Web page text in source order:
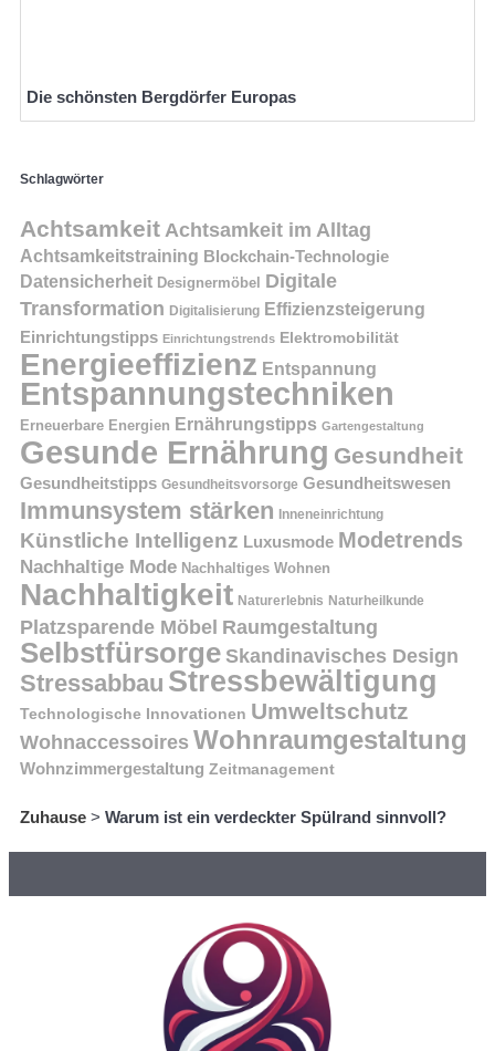
Die schönsten Bergdörfer Europas
Schlagwörter
Achtsamkeit Achtsamkeit im Alltag
Achtsamkeitstraining Blockchain-Technologie
Datensicherheit Designermöbel
Digitale
Transformation Digitalisierung Effizienzsteigerung
Einrichtungstipps Einrichtungstrends Elektromobilität
Energieeffizienz Entspannung
Entspannungstechniken
Erneuerbare Energien Ernährungstipps Gartengestaltung
Gesunde Ernährung Gesundheit
Gesundheitstipps Gesundheitsvorsorge Gesundheitswesen
Immunsystem stärken Inneneinrichtung
Künstliche Intelligenz Luxusmode Modetrends
Nachhaltige Mode Nachhaltiges Wohnen
Nachhaltigkeit Naturerlebnis Naturheilkunde
Platzsparende Möbel Raumgestaltung
Selbstfürsorge Skandinavisches Design
Stressabbau Stressbewältigung
Technologische Innovationen Umweltschutz
Wohnaccessoires Wohnraumgestaltung
Wohnzimmergestaltung Zeitmanagement
Zuhause > Warum ist ein verdeckter Spülrand sinnvoll?